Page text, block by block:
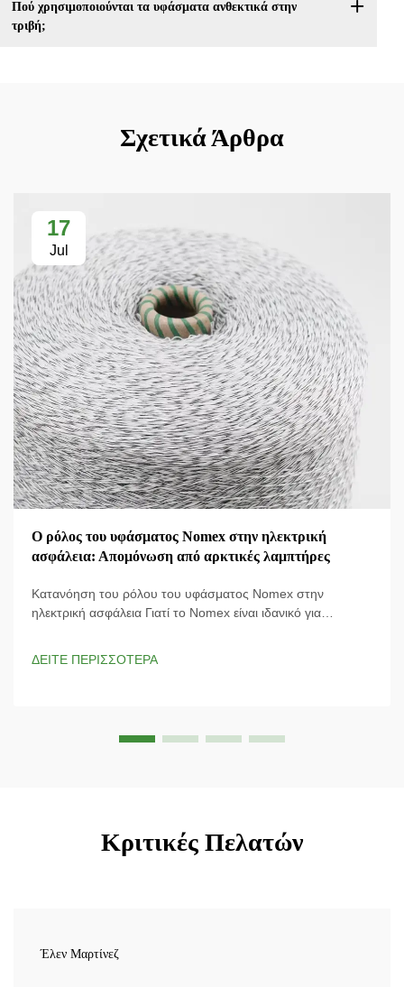
Πού χρησιμοποιούνται τα υφάσματα ανθεκτικά στην
τριβή;
Σχετικά Άρθρα
17
Jul
Ο ρόλος του υφάσματος Nomex στην ηλεκτρική
ασφάλεια: Απομόνωση από αρκτικές λαμπτήρες
Κατανόηση του ρόλου του υφάσματος Nomex στην
ηλεκτρική ασφάλεια Γιατί το Nomex είναι ιδανικό για
ΔΕΙΤΕ ΠΕΡΙΣΣΟΤΕΡΑ
Κριτικές Πελατών
Έλεν Μαρτίνεζ